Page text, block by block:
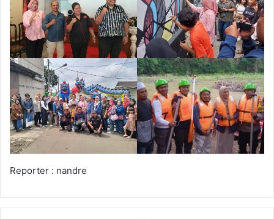
Reporter : nandre